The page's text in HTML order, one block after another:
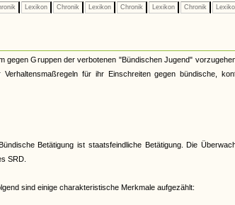
Lexikon Chronik Lexikon Chronik Lexikon Chronik
Gruppen der verbotenen "Bündischen Jugend"
für ihr Einschreiten gegen bündische,
Betätigung ist staatsfeindliche Betätigung. Die
SRD.
sind einige charakteristische Merkmale aufgezählt: